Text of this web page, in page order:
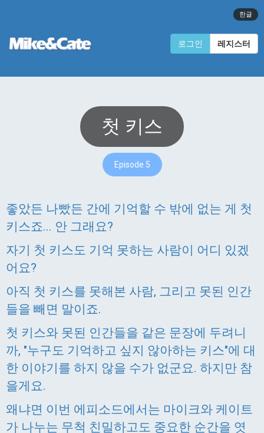
한글
로그인 레지스터
첫 키스
Episode 5
좋았든 나빴든 간에 기억할 수 밖에 없는 게 첫
키스죠... 안 그래요?
자기 첫 키스도 기억 못하는 사람이 어디 있겠
어요?
아직 첫 키스를 못해본 사람, 그리고 못된 인간
들을 빼면 말이죠.
첫 키스와 못된 인간들을 같은 문장에 두려니
까, "누구도 기억하고 싶지 않아하는 키스"에 대
한 이야기를 하지 않을 수가 없군요. 하지만 참
을게요.
왜냐면 이번 에피소드에서는 마이크와 케이트
가 나누는 무척 친밀하고도 중요한 순간을 엿